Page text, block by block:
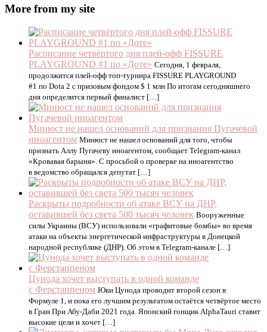
More from my site
Расписание четвёртого дня плей-офф FISSURE
PLAYGROUND #1 по «Доте» Сегодня, 1 февраля,
продолжится плей-офф топ-турнира FISSURE PLAYGROUND
#1 по Dota 2 с призовым фондом $ 1 млн По итогам сегодняшнего
дня определится первый финалист […]
Минюст не нашел оснований для признания Пугачевой
иноагентом Минюст не нашел оснований для того, чтобы
признать Аллу Пугачеву иноагентом, сообщает Telegram-канал
«Кровавая барыня». С просьбой о проверке на иноагентство
в ведомство обращался депутат […]
Раскрыты подробности об атаке ВСУ на ДНР,
оставившей без света 500 тысяч человек Вооруженные
силы Украины (ВСУ) использовали «графитовые бомбы» во время
атаки на объекты энергетической инфраструктуры в Донецкой
народной республике (ДНР). Об этом в Telegram-канале […]
Цунода хочет выступать в одной команде
с Ферстаппеном Юки Цунода проводит второй сезон в
Формуле 1, и пока его лучшим результатом остаётся четвёртое место
в Гран При Абу-Даби 2021 года. Японский гонщик AlphaTauri ставит
высокие цели и хочет […]